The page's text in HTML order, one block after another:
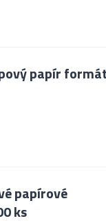
papír
papírové
ks